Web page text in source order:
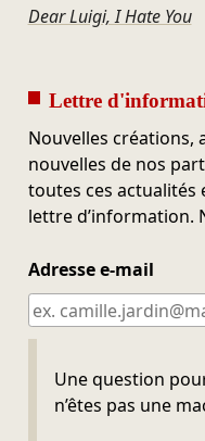
Dear Luigi, I Hate You
Lettre
Nouvelles créations,
nouvelles de nos
toutes ces actualités
lettre d’information.
Adresse e-mail
Une question
n’êtes pas une
Ne pas remplir